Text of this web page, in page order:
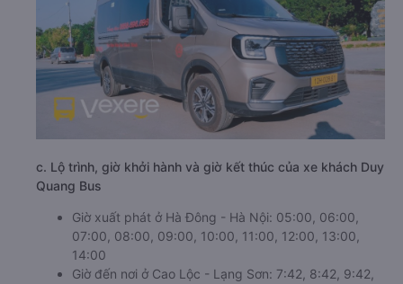
c. Lộ trình, giờ khởi hành và giờ kết thúc của xe khách Duy
Quang Bus
Giờ xuất phát ở Hà Đông - Hà Nội: 05:00, 06:00,
07:00, 08:00, 09:00, 10:00, 11:00, 12:00, 13:00,
14:00
Giờ đến nơi ở Cao Lộc - Lạng Sơn: 7:42, 8:42, 9:42,